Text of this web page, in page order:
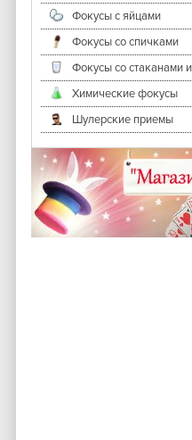
Фокусы с яйцами
Фокусы со спичками
Фокусы со стаканами
Химические фокусы
Шулерские приемы